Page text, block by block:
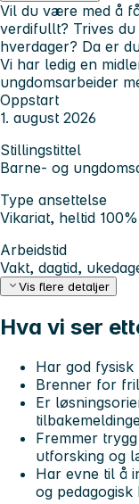
Vil du være med å
verdifullt? Trives
hverdager? Da er
Vi har ledig en
ungdomsarbeider
Oppstart
1. august 2026
Stillingstittel
Barne- og
Type ansettelse
Vikariat, heltid 100%
Arbeidstid
Vakt, dagtid,
Vis flere detaljer
Hva vi ser
Har god fysisk
Brenner for
Er
Fremmer
utforsking og
Har evne til å
og pedagogisk